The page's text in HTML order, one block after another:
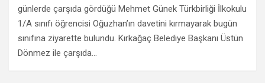
günlerde çarşıda gördüğü Mehmet Günek Türkbirliği İlkokulu
1/A sınıfı öğrencisi Oğuzhan’ın davetini kırmayarak bugün
sınıfına ziyarette bulundu. Kırkağaç Belediye Başkanı Üstün
Dönmez ile çarşıda…